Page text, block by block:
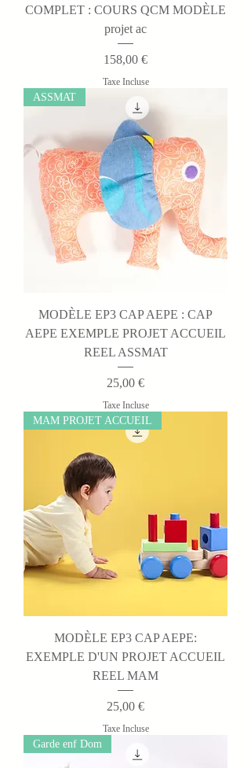
COMPLET : COURS QCM MODÈLE
projet ac
Prix
158,00 €
Taxe Incluse
ASSMAT
MODÈLE EP3 CAP AEPE : CAP
AEPE EXEMPLE PROJET ACCUEIL
REEL ASSMAT
Prix
25,00 €
Taxe Incluse
MAM PROJET ACCUEIL
MODÈLE EP3 CAP AEPE:
EXEMPLE D'UN PROJET ACCUEIL
REEL MAM
Prix
25,00 €
Taxe Incluse
Garde enf Dom